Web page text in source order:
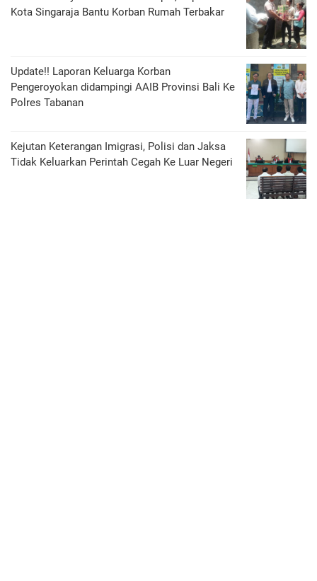
Kota Singaraja Bantu Korban Rumah Terbakar
Update!! Laporan Keluarga Korban
Pengeroyokan didampingi AAIB Provinsi Bali Ke
Polres Tabanan
Kejutan Keterangan Imigrasi, Polisi dan Jaksa
Tidak Keluarkan Perintah Cegah Ke Luar Negeri